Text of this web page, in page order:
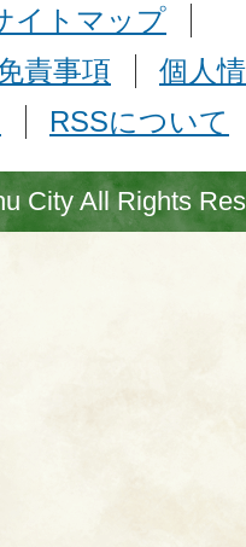
イトマップ
責事項
個人
RSSについて
City All Rights